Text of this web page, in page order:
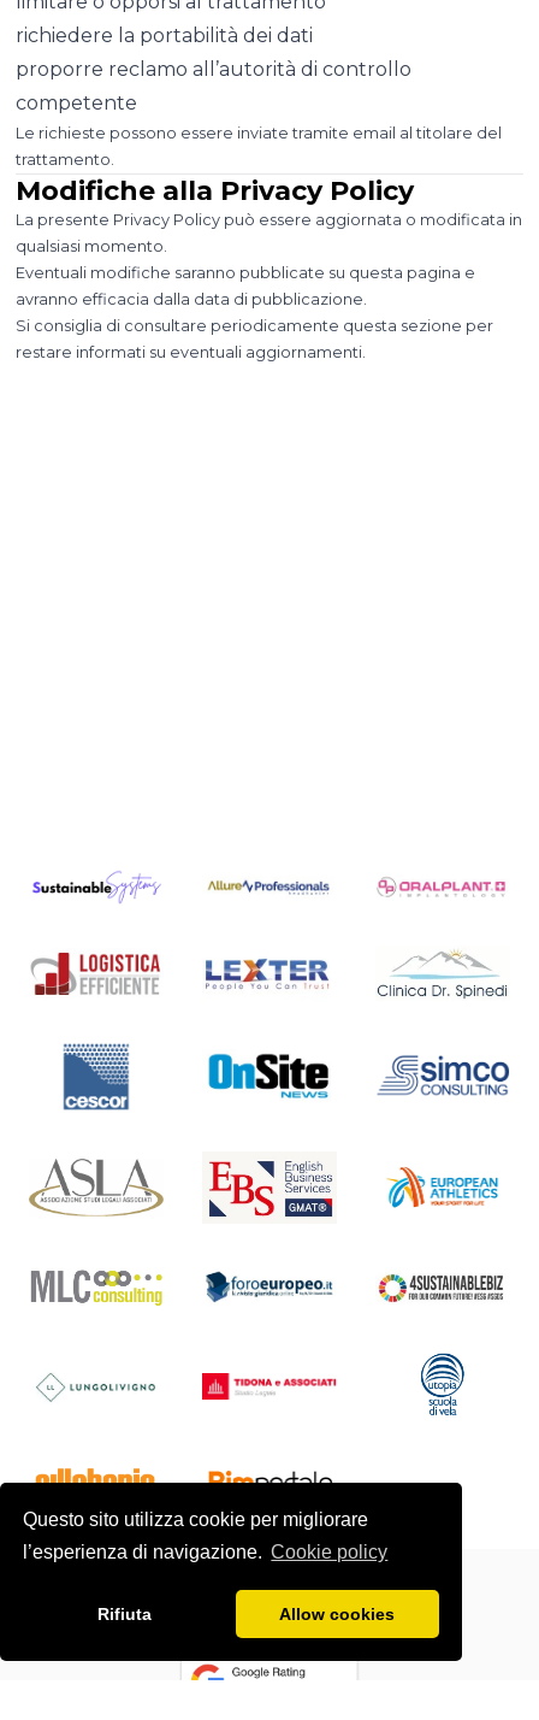
Questo sito utilizza cookie per migliorare
l’esperienza di navigazione. Cookie policy
Rifiuta Allow cookies
richiedere la portabilità dei dati
proporre reclamo all’autorità di controllo
competente
Le richieste possono essere inviate tramite email al titolare del
trattamento.
Modifiche alla Privacy Policy
La presente Privacy Policy può essere aggiornata o modificata in
qualsiasi momento.
Eventuali modifiche saranno pubblicate su questa pagina e
avranno efficacia dalla data di pubblicazione.
Si consiglia di consultare periodicamente questa sezione per
restare informati su eventuali aggiornamenti.